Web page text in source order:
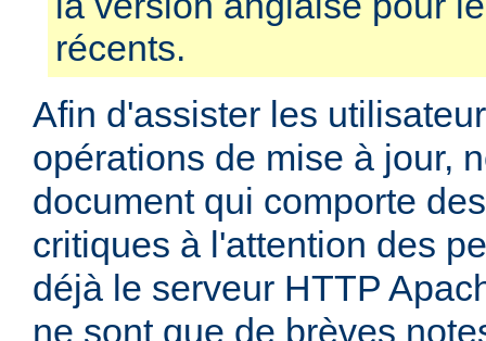
récents.
Afin d'assister les
opérations de mise à jour,
document qui comporte
critiques à l'attention des
déjà le serveur HTTP
ne sont que de brèves